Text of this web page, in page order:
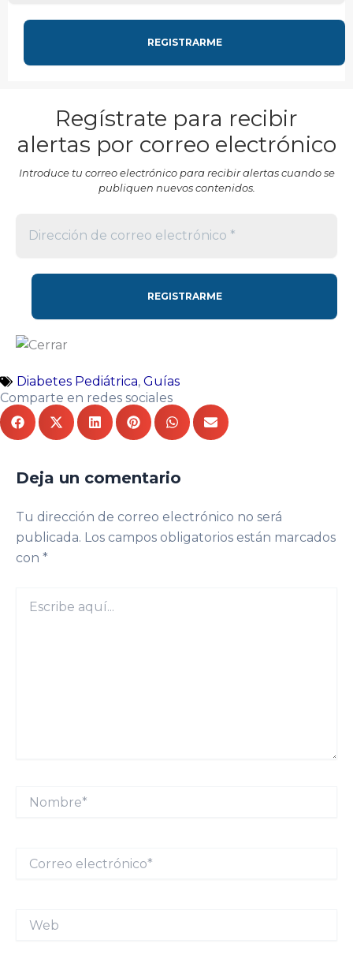
Regístrate para recibir
alertas por correo electrónico
Introduce tu correo electrónico para recibir alertas cuando se
publiquen nuevos contenidos.
Diabetes Pediátrica, Guías
Comparte en redes sociales
Deja un comentario
Tu dirección de correo electrónico no será
publicada. Los campos obligatorios están marcados
con *
aquí...
Nombre*
electrónico*